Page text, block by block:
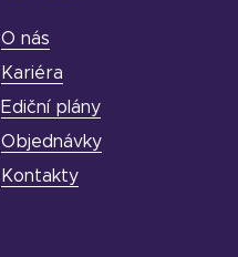
O nás
Kariéra
Ediční plány
Objednávky
Kontakty